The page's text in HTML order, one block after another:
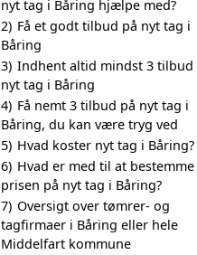
nyt tag i Båring hjælpe med?
2) Få et godt tilbud på nyt tag i
Båring
3) Indhent altid mindst 3 tilbud
nyt tag i Båring
4) Få nemt 3 tilbud på nyt tag i
Båring, du kan være tryg ved
5) Hvad koster nyt tag i Båring?
6) Hvad er med til at bestemme
prisen på nyt tag i Båring?
7) Oversigt over tømrer- og
tagfirmaer i Båring eller hele
Middelfart kommune